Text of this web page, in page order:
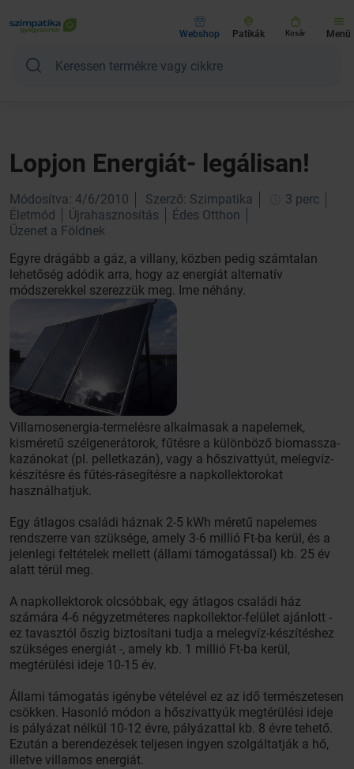
Webshop Patikák Kosár Menü
Lopjon Energiát- legálisan!
Módosítva: 4/6/2010 Szerző: Szimpatika
3 perc
Életmód
Újrahasznosítás
Édes Otthon
Üzenet a Földnek
Egyre drágább a gáz, a villany, közben pedig számtalan
lehetőség adódik arra, hogy az energiát alternatív
módszerekkel szerezzük meg. Ime néhány.
Villamosenergia-termelésre alkalmasak a napelemek,
kisméretű szélgenerátorok, fűtésre a különböző biomassza-
kazánokat (pl. pelletkazán), vagy a hőszivattyút, melegvíz-
készítésre és fűtés-rásegítésre a napkollektorokat
használhatjuk.
Egy átlagos családi háznak 2-5 kWh méretű napelemes
rendszerre van szüksége, amely 3-6 millió Ft-ba kerül, és a
jelenlegi feltételek mellett (állami támogatással) kb. 25 év
alatt térül meg.
A napkollektorok olcsóbbak, egy átlagos családi ház
számára 4-6 négyzetméteres napkollektor-felület ajánlott -
ez tavasztól őszig biztosítani tudja a melegvíz-készítéshez
szükséges energiát -, amely kb. 1 millió Ft-ba kerül,
megtérülési ideje 10-15 év.
Állami támogatás igénybe vételével ez az idő természetesen
csökken. Hasonló módon a hőszivattyúk megtérülési ideje
is pályázat nélkül 10-12 évre, pályázattal kb. 8 évre tehető.
Ezután a berendezések teljesen ingyen szolgáltatják a hő,
illetve villamos energiát.